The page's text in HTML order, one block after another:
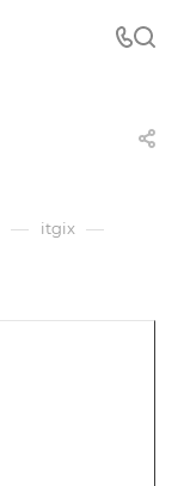
— itgix —